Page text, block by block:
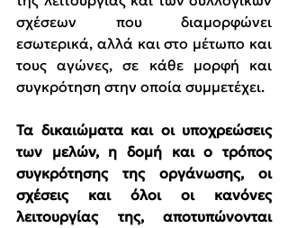
σχέσεων που διαμορφώνει
εσωτερικά, αλλά και στο μέτωπο και
τους αγώνες, σε κάθε μορφή και
συγκρότηση στην οποία συμμετέχει.
Τα δικαιώματα και οι υποχρεώσεις
των μελών, η δομή και ο τρόπος
συγκρότησης της οργάνωσης, οι
σχέσεις και όλοι οι κανόνες
λειτουργίας της, αποτυπώνονται